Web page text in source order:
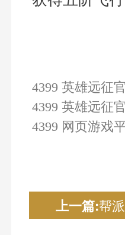
4399 英雄远征
4399 英雄远征
4399 网页游戏
上一篇:帮